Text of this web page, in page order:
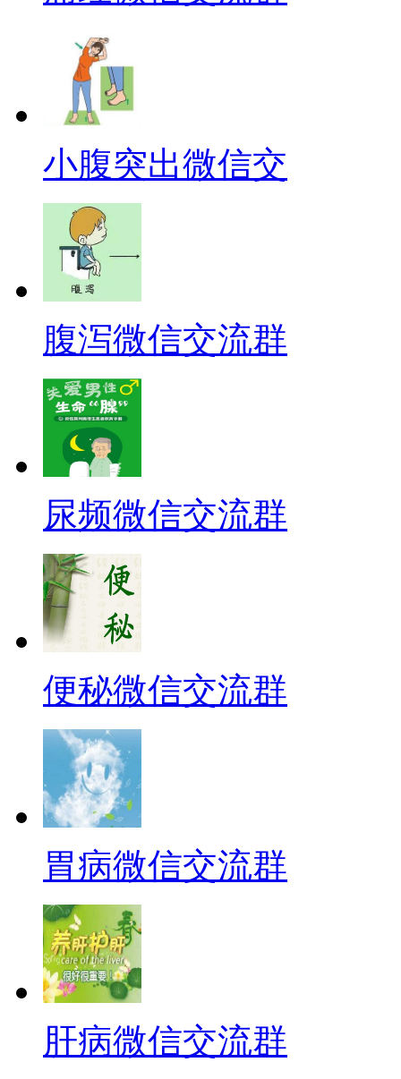
小腹突出微信交
腹泻微信交流群
尿频微信交流群
便秘微信交流群
胃病微信交流群
肝病微信交流群